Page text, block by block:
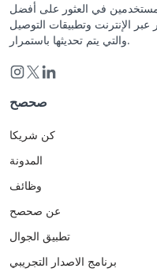
في العثور على أفضل
عبر الإنترنت وتطبيقات التوصيل
والتي يتم تحديثها باستمرار.
صحصح
كن شريكا
المدونة
وظائف
عن صحصح
تطبيق الجوال
برنامج الاصدار التجريبي